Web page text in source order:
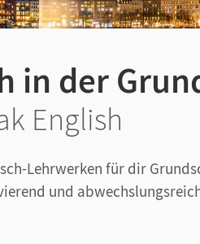
in der
English
Lehrwerken für dir
und